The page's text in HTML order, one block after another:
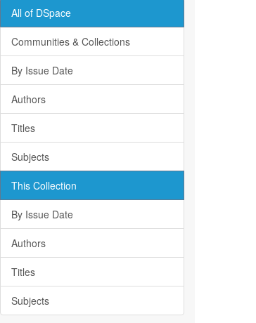
All of DSpace
Communities & Collections
By Issue Date
Authors
Titles
Subjects
This Collection
By Issue Date
Authors
Titles
Subjects